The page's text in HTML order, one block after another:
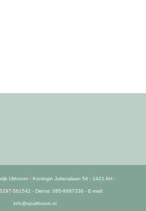
Uithoorn - Koningin Julianalaan 54 - 1421 AH -
561542 - Dienst: 085-8887336 - E-mail:
info@vpuithoorn.nl